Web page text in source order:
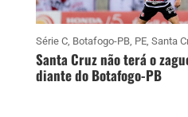
Série C, Botafogo-PB, PE, Santa
Santa Cruz não terá o
diante do Botafogo-PB